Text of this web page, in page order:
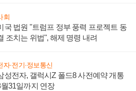
회
국 법원 "트럼프 정부 풍력 프로젝트 동
조치는 위법", 해제 명령 내려
자·전기·정보통신
성전자, 갤럭시Z 폴드8 사전예약 개통
31일까지 연장